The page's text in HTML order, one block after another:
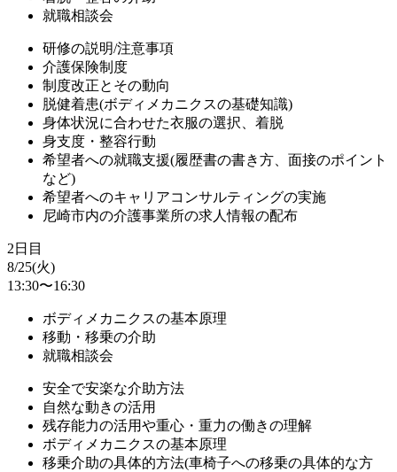
就職相談会
研修の説明/注意事項
介護保険制度
制度改正とその動向
脱健着患(ボディメカニクスの基礎知識)
身体状況に合わせた衣服の選択、着脱
身支度・整容行動
希望者への就職支援(履歴書の書き方、面接のポイント
など)
希望者へのキャリアコンサルティングの実施
尼崎市内の介護事業所の求人情報の配布
2日目
8/25(火)
13:30〜16:30
ボディメカニクスの基本原理
移動・移乗の介助
就職相談会
安全で安楽な介助方法
自然な動きの活用
残存能力の活用や重心・重力の働きの理解
ボディメカニクスの基本原理
移乗介助の具体的方法(車椅子への移乗の具体的な方